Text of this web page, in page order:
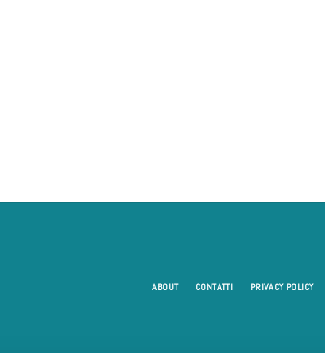
ABOUT CONTATTI PRIVACY POLICY